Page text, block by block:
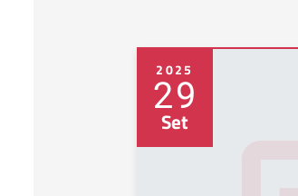
2025
29
Set